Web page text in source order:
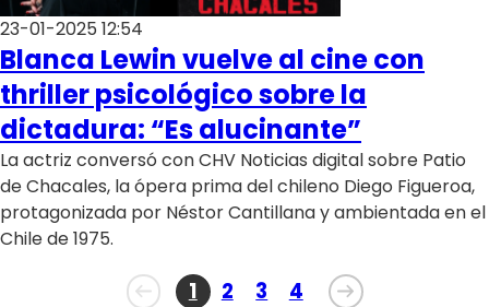
23-01-2025 12:54
Blanca Lewin vuelve al cine con
thriller psicológico sobre la
dictadura: “Es alucinante”
La actriz conversó con CHV Noticias digital sobre Patio
de Chacales, la ópera prima del chileno Diego Figueroa,
protagonizada por Néstor Cantillana y ambientada en el
Chile de 1975.